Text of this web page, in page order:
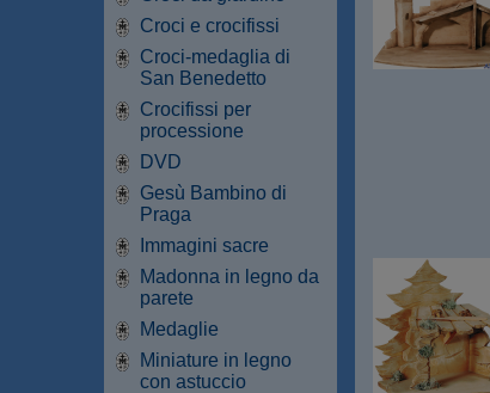
Croci e crocifissi
Croci-medaglia di
San Benedetto
Crocifissi per
processione
DVD
Gesù Bambino di
Praga
Immagini sacre
Madonna in legno da
parete
Medaglie
Miniature in legno
con astuccio